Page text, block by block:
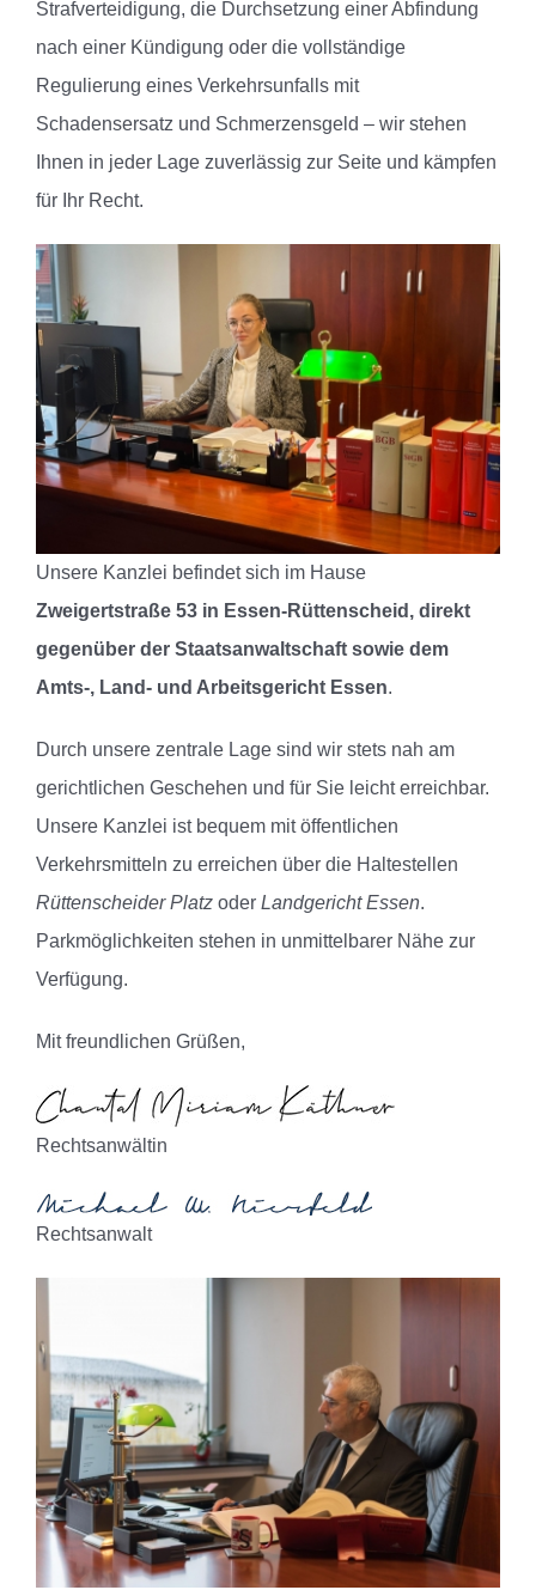
Strafverteidigung, die Durchsetzung einer Abfindung
nach einer Kündigung oder die vollständige
Regulierung eines Verkehrsunfalls mit
Schadensersatz und Schmerzensgeld – wir stehen
Ihnen in jeder Lage zuverlässig zur Seite und kämpfen
für Ihr Recht.
Unsere Kanzlei befindet sich im Hause
Zweigertstraße 53 in Essen-Rüttenscheid, direkt
gegenüber der Staatsanwaltschaft sowie dem
Amts-, Land- und Arbeitsgericht Essen.
Durch unsere zentrale Lage sind wir stets nah am
gerichtlichen Geschehen und für Sie leicht erreichbar.
Unsere Kanzlei ist bequem mit öffentlichen
Verkehrsmitteln zu erreichen über die Haltestellen
Rüttenscheider Platzoder Landgericht Essen.
Parkmöglichkeiten stehen in unmittelbarer Nähe zur
Verfügung.
Mit freundlichen Grüßen,
Rechtsanwältin
Rechtsanwalt